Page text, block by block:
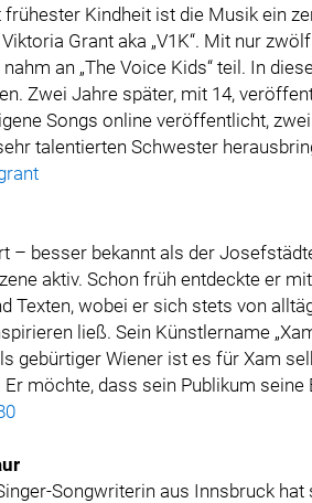
Kindheit ist die Musik ein
Grant aka „V1K“. Mit nur
nahm an „The Voice Kids“ teil. In
Zwei Jahre später, mit 14,
Songs online veröffentlicht,
talentierten Schwester
– besser bekannt als der
aktiv. Schon früh entdeckte er
Texten, wobei er sich stets von
ließ. Sein Künstlername
gebürtiger Wiener ist es für Xam
möchte, dass sein Publikum
Songwriterin aus Innsbruck